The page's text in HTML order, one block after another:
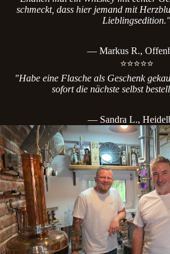
schmeckt, dass hier jemand mit
Lieblingsedition."
— Markus R.,
⭐⭐⭐⭐⭐
"Habe eine Flasche als Geschenk
sofort die nächste selbst
— Sandra L.,